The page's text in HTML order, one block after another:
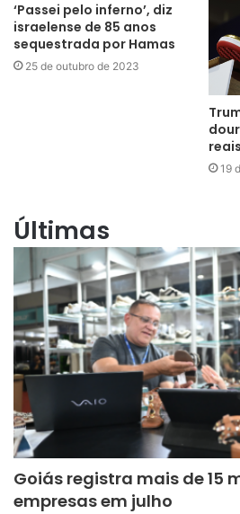
‘Passei pelo inferno’, diz
israelense de 85 anos
sequestrada por Hamas
25 de outubro de 2023
reais
19
Últimas
Goiás registra mais de 15
empresas em julho